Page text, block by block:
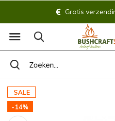
Gratis
SALE
-14%